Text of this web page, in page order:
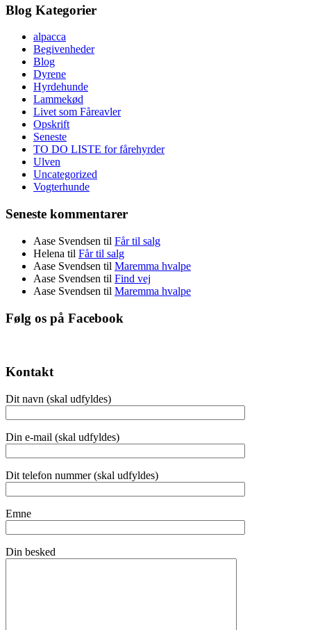
Blog Kategorier
alpacca
Begivenheder
Blog
Dyrene
Hyrdehunde
Lammekød
Livet som Fåreavler
Opskrift
Seneste
TO DO LISTE for fårehyrder
Ulven
Uncategorized
Vogterhunde
Seneste kommentarer
Aase Svendsen til Får til salg
Helena til Får til salg
Aase Svendsen til Maremma hvalpe
Aase Svendsen til Find vej
Aase Svendsen til Maremma hvalpe
Følg os på Facebook
Kontakt
Dit navn (skal udfyldes)
Din e-mail (skal udfyldes)
Dit telefon nummer (skal udfyldes)
Emne
Din besked